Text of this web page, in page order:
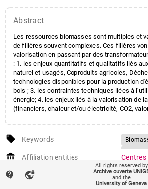
Abstract
Les ressources biomasses sont multiples et
de filières souvent complexes. Ces filières
valorisation en passant par des
: 1. les enjeux quantitatifs et qualitatifs liés
naturel et usagés, Coproduits agricoles,
technologies disponibles pour la production
bois ; 3. les contraintes techniques liées à
énergie; 4. les enjeux liés à la valorisation de
(financiers, chaleur et/ou électricité, CO2,
local_offer Keywords
account_balance Affiliation entities
des
Faculté
contact_support vpn_lock
All rights reserved by
Archive ouverte
and the
University of Geneva